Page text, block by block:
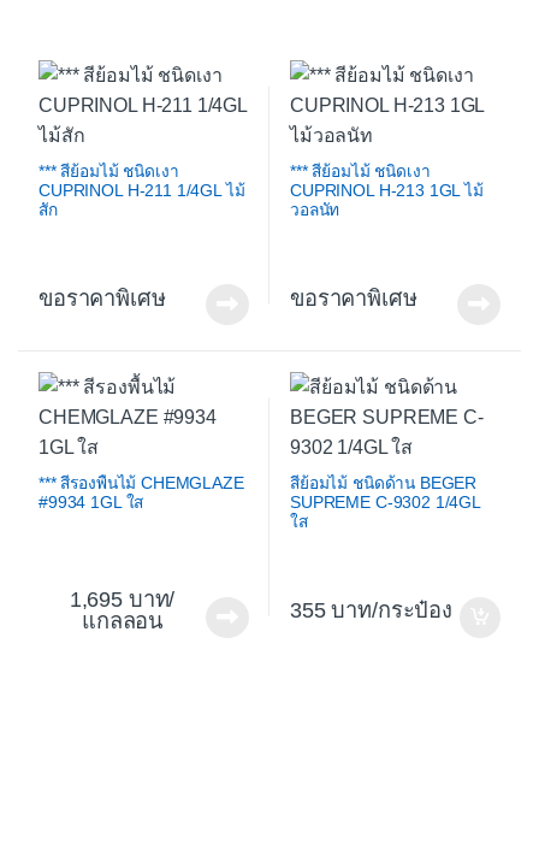
*** สีย้อมไม้ ชนิดเงา
CUPRINOL H-211 1/4GL ไม้
สัก
ขอราคาพิเศษ
*** สีย้อมไม้ ชนิดเงา
CUPRINOL H-213 1GL ไม้
วอลนัท
ขอราคาพิเศษ
*** สีรองพื้นไม้ CHEMGLAZE
#9934 1GL ใส
1,695
/
แกลลอน
สีย้อมไม้ ชนิดด้าน BEGER
SUPREME C-9302 1/4GL
ใส
355 /กระป๋อง